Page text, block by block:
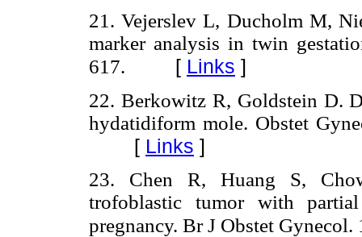
21. Vejerslev L, Ducholm M,
marker analysis in twin
617.
[ Links ]
22. Berkowitz R, Goldstein D.
hydatidiform mole. Obstet
[ Links ]
23. Chen R, Huang S,
trofoblastic tumor with
pregnancy. Br J Obstet